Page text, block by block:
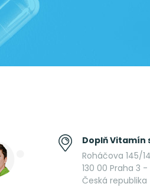
Doplň Vitamín
Roháčova 145/14
130 00 Praha 3 -
Česká republika